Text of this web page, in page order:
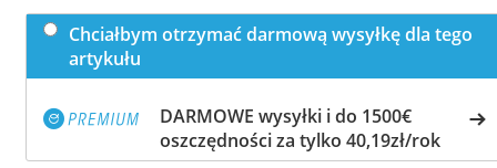
Chciałbym otrzymać darmową wysyłkę dla tego
artykułu
DARMOWE wysyłki i do 1500€
oszczędności za tylko 40,19zł/rok